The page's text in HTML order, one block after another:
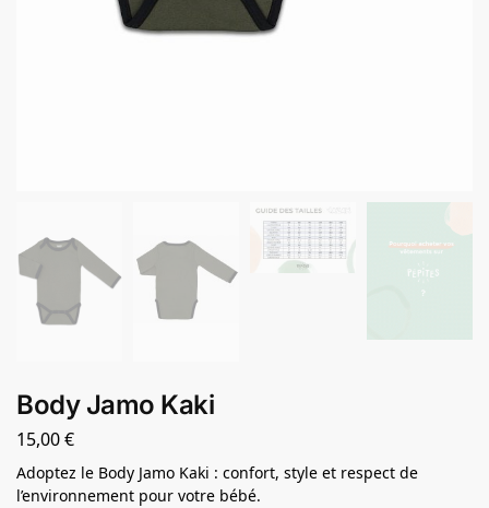
Body Jamo Kaki
15,00€
Adoptez le Body Jamo Kaki : confort, style et respect de
l’environnement pour votre bébé.